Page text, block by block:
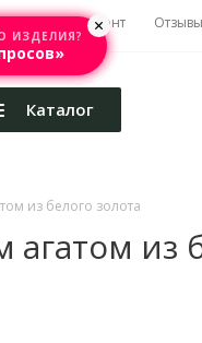
Ремонт Отзывы
Каталог
из белого золота
из
ИЗДЕЛИЯ?